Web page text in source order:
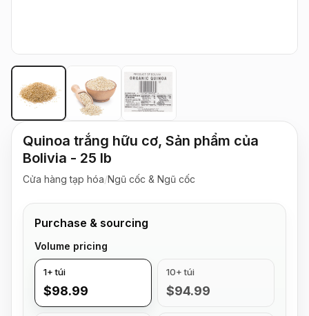
Quinoa trắng hữu cơ, Sản phẩm của
Bolivia - 25 lb
Cửa hàng tạp hóa/Ngũ cốc & Ngũ cốc
Purchase & sourcing
Volume pricing
1+ túi
$98.99
10+ túi
$94.99